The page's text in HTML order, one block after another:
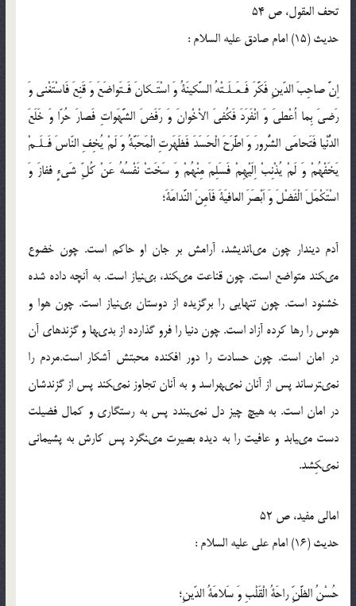
تحف العقول، ص 54
حدیث (15) امام صادق عليه ‏السلام :
اِنَّ صاحِبَ الدّينِ فَكَّرَ فَـعَـلَـتْهُ السَّكينَةُ وَ اسْتَـكانَ فَـتَواضَعَ وَ قَنِعَ فَاسْتَغْنى وَ
رَضىَ بِما اُعْطىَ وَ انْفَرَدَ فَكُفىَ الاْخْوانَ وَ رَفَضَ الشَّهَواتِ فَصارَ حُرّا وَ خَلَعَ
الدُّنْيا فَتَحامَى الشُّرورَ وَ اطَّرَحَ الْحَسَدَ فَظَهَرتِ الْمَحَبَّةُ وَ لَمْ يُخِفِ النّاسَ فَـلَـمْ
يَخَفْهُمْ وَ لَمْ يُذْنِبْ اِلَيْهِمْ فَسَلِمَ مِنْهُمْ وَ سَخَتْ نَفْسُهُ عَنْ كُلِّ شَى‏ءٍ ففازَ وَ
اسْتَكْمَلَ الْفَضْلَ وَ اَبْصَرَ العافيَةَ فَاَمِنَ النَّدامَةَ؛
آدم دين‏دار چون مى‏انديشد، آرامش بر جان او حاكم است. چون خضوع
مى‏كند متواضع است. چون قناعت مى‏كند، بى‏نياز است. به آنچه داده شده
خشنود است. چون تنهايى را برگزيده از دوستان بى‏نياز است. چون هوا و
هوس را رها كرده آزاد است. چون دنيا را فرو گذارده از بدى‏ها و گزندهاى آن
در امان است. چون حسادت را دور افكنده محبتش آشكار است.مردم را
نمى‏ترساند پس از آنان نمى‏هراسد و به آنان تجاوز نمى‏كند پس از گزندشان
در امان است. به هيچ چيز دل نمى‏بندد پس به رستگارى و كمال فضيلت
دست مى‏يابد و عافيت را به ديده بصيرت مى‏نگرد پس كارش به پشيمانى
نمى‏كِشد.
امالى مفيد، ص 52
حدیث (16) امام على عليه‏ السلام :
حُسْنُ الظَّنِّ راحَةُ الْقَلْبِ وَ سَلامَةُ الدّينِ؛